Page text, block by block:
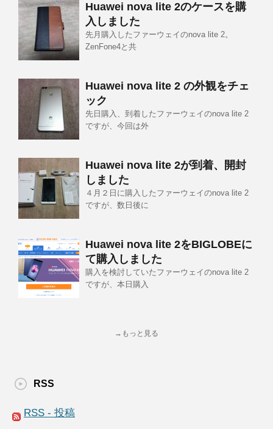
Huawei nova lite 2のケースを購
入しました
先月購入したファーウェイのnova lite 2。
ZenFone4と共
Huawei nova lite 2 の外観をチェ
ック
先日購入、到着したファーウェイのnova lite 2
ですが、今回は外
Huawei nova lite 2が到着、開封
しました
４月２日に購入したファーウェイのnova lite 2
ですが、数日後に
Huawei nova lite 2をBIGLOBEに
て購入しました
購入を検討していたファーウェイのnova lite 2
ですが、本日購入
→もっと見る
RSS
RSS - 投稿